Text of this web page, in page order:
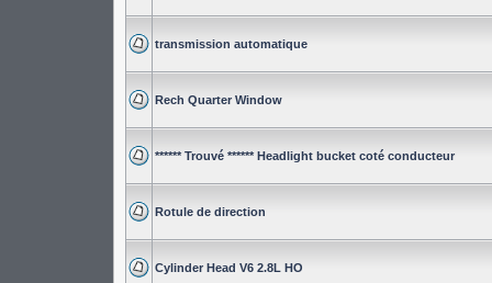
transmission automatique
Rech Quarter Window
****** Trouvé ****** Headlight bucket coté conducteur
Rotule de direction
Cylinder Head V6 2.8L HO